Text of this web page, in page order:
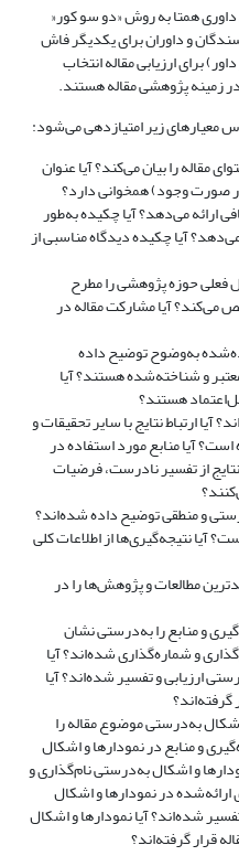
داوری همتا به روش «دو سو کور«
و داوران برای یکدیگر فاش
برای ارزیابی مقاله انتخاب
زمینه پژوهشی مقاله هستند.
معیارهای زیر امتیازدهی می‌شود:
مقاله را بیان می‌کند؟ آیا عنوان
صورت وجود) همخوانی دارد؟
ارائه می‌دهد؟ آیا چکیده به‌طور
آیا چکیده دیدگاه مناسبی از
فعلی حوزه پژوهشی را مطرح
می‌کند؟ آیا مشارکت مقاله در
به‌وضوح توضیح داده
و شناخته‌شده هستند؟ آیا
هستند؟
آیا ارتباط نتایج با سایر تحقیقات و
آیا منابع مورد استفاده در
از تفسیر نادرست، فرضیات
و منطقی توضیح داده شده‌اند؟
آیا نتیجه‌گیری‌ها از اطلاعات کلی
مطالعات و پژوهش‌ها را در
و منابع را به‌درستی نشان
و شماره‌گذاری شده‌اند؟ آیا
ارزیابی و تفسیر شده‌اند؟ آیا
اشکال به‌درستی موضوع مقاله را
و منابع در نمودارها و اشکال
و اشکال به‌درستی نام‌گذاری و
در نمودارها و اشکال
شده‌اند؟ آیا نمودارها و اشکال
قرار گرفته‌اند؟